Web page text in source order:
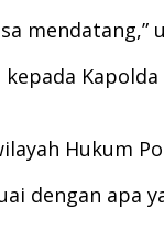
mendatang,”
Hukum
dengan apa